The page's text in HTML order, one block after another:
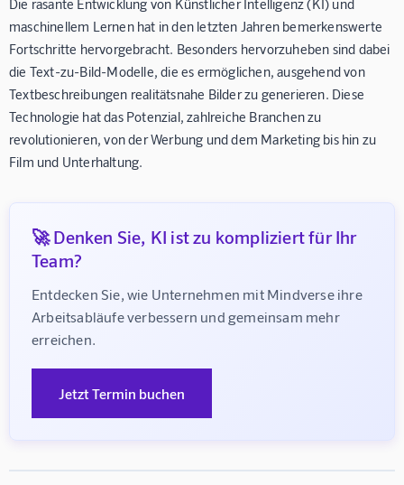
Die rasante Entwicklung von Künstlicher Intelligenz (KI) und
maschinellem Lernen hat in den letzten Jahren bemerkenswerte
Fortschritte hervorgebracht. Besonders hervorzuheben sind dabei
die Text-zu-Bild-Modelle, die es ermöglichen, ausgehend von
Textbeschreibungen realitätsnahe Bilder zu generieren. Diese
Technologie hat das Potenzial, zahlreiche Branchen zu
revolutionieren, von der Werbung und dem Marketing bis hin zu
Film und Unterhaltung.
🚀 Denken Sie, KI ist zu kompliziert für Ihr
Team?
Entdecken Sie, wie Unternehmen mit Mindverse ihre
Arbeitsabläufe verbessern und gemeinsam mehr
erreichen.
Jetzt Termin buchen